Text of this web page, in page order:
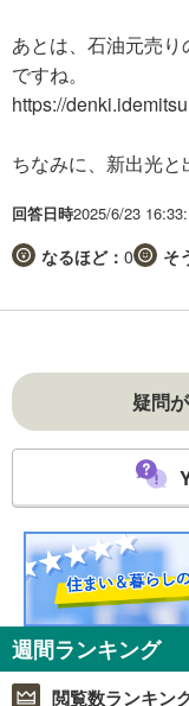
あとは、石油元売
ですね。
https://
ちなみに、新出光と
回答日時2025/6/23
なるほど： 0 そ
疑問
週間ランキング
閲覧数ランキン